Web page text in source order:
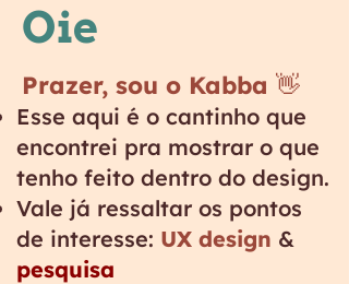
Oie
Prazer, sou o Kabba 👋
Esse aqui é o cantinho que
encontrei pra mostrar o que
tenho feito dentro do design.
Vale já ressaltar os pontos
de interesse: UX design &
pesquisa